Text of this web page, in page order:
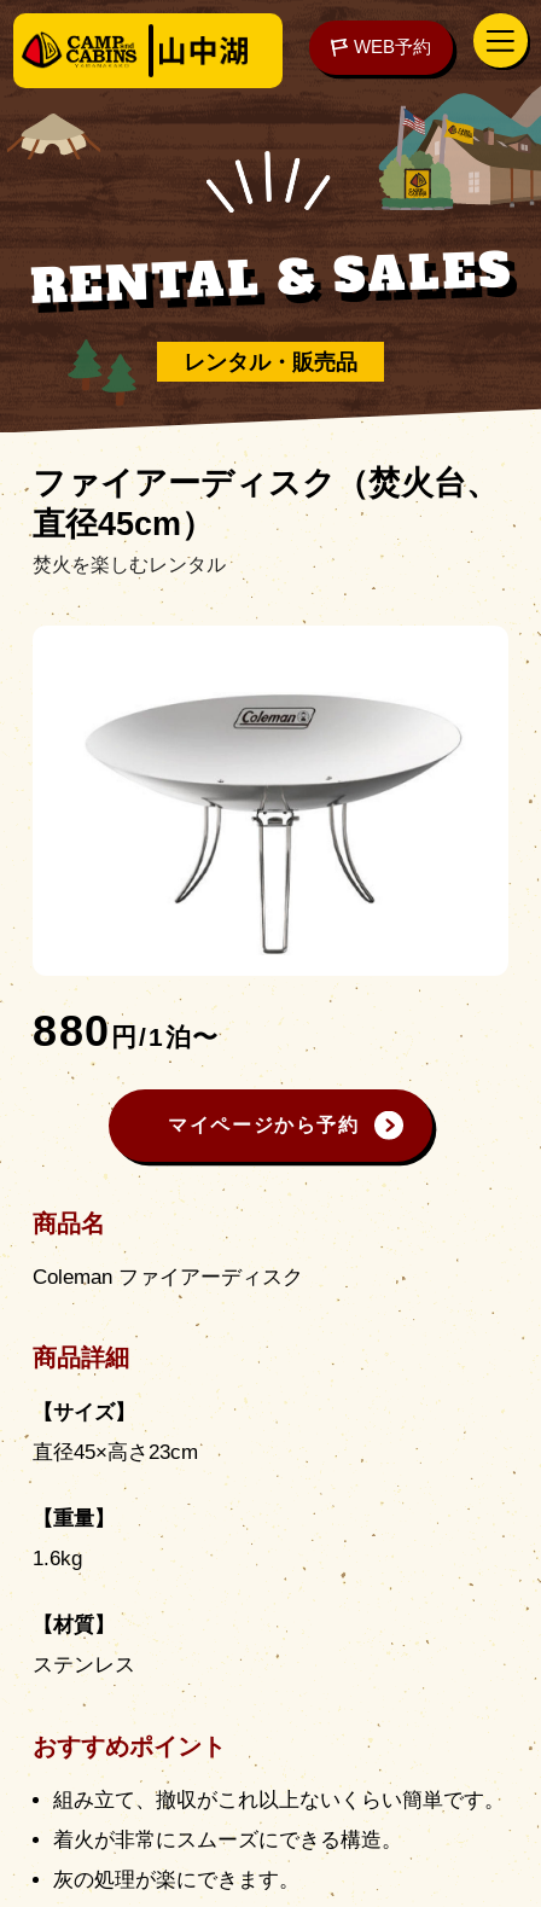
WEB予約
泊まる
楽しむ
ご予約の前に
アクセス WEB予約
営業時間
レンタル・販売品
RENTAL & SALES
ファイアーディスク（焚火台、
直径45cm）
焚火を楽しむレンタル
880 円/1泊〜
マイページから予約
商品名
Coleman ファイアーディスク
商品詳細
【サイズ】
直径45×高さ23cm
【重量】
1.6kg
【材質】
ステンレス
おすすめポイント
組み立て、撤収がこれ以上ないくらい簡単です。
着火が非常にスムーズにできる構造。
灰の処理が楽にできます。